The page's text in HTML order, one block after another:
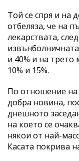
Той се спря и на
отбеляза, че на
лекарствата,
и 40% и на трето
10% и 15%.
По отношение на
добра новина,
днешното
на което се
някои от най-
Касата покрива